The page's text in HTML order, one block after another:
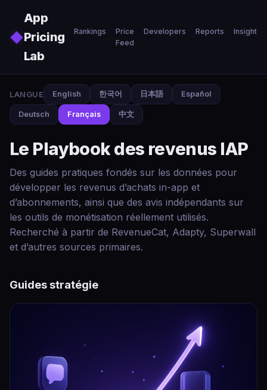
◆
App
Pricing
Lab
Rankings
Price
Feed
Developers Reports Insights
LANGUE English 한국어 日本語 Español
Deutsch Français 中文
Le Playbook des revenus IAP
Des guides pratiques fondés sur les données pour
développer les revenus d’achats in-app et
d’abonnements, ainsi que des avis indépendants sur
les outils de monétisation réellement utilisés.
Recherché à partir de RevenueCat, Adapty, Superwall
et d’autres sources primaires.
Guides stratégie